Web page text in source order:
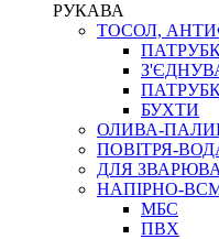
РУКАВА
ТОСОЛ,
БУХТИ
ОЛИВА-
ПОВІТРЯ-
ДЛЯ
НАПІРНО-
МБС
ПВХ